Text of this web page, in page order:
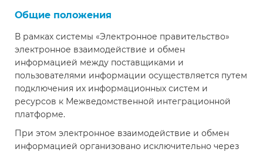
Общие положения
В рамках системы «Электронное правительство»
электронное взаимодействие и обмен
информацией между поставщиками и
пользователями информации осуществляется путем
подключения их информационных систем и
ресурсов к Межведомственной интеграционной
платформе.
При этом электронное взаимодействие и обмен
информацией организовано исключительно через